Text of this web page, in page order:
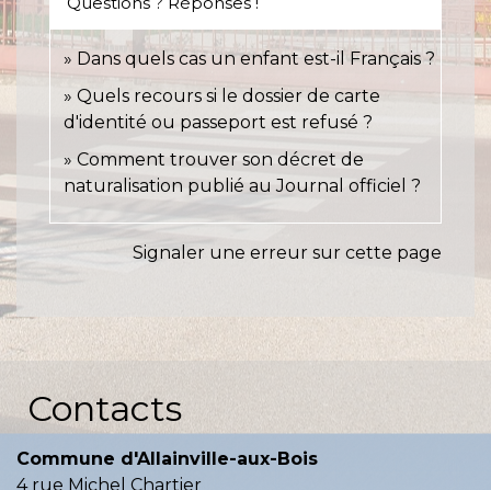
Dans quels cas un enfant est-il Français ?
Quels recours si le dossier de carte
d'identité ou passeport est refusé ?
Comment trouver son décret de
naturalisation publié au Journal officiel ?
Signaler une erreur sur cette page
Contacts
Commune d'Allainville-aux-Bois
4 rue Michel Chartier